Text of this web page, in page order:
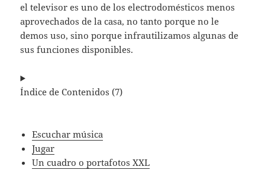
el televisor es uno de los electrodomésticos menos
aprovechados de la casa, no tanto porque no le
demos uso, sino porque infrautilizamos algunas de
sus funciones disponibles.
Índice de Contenidos (7)
Escuchar música
Jugar
Un cuadro o portafotos XXL